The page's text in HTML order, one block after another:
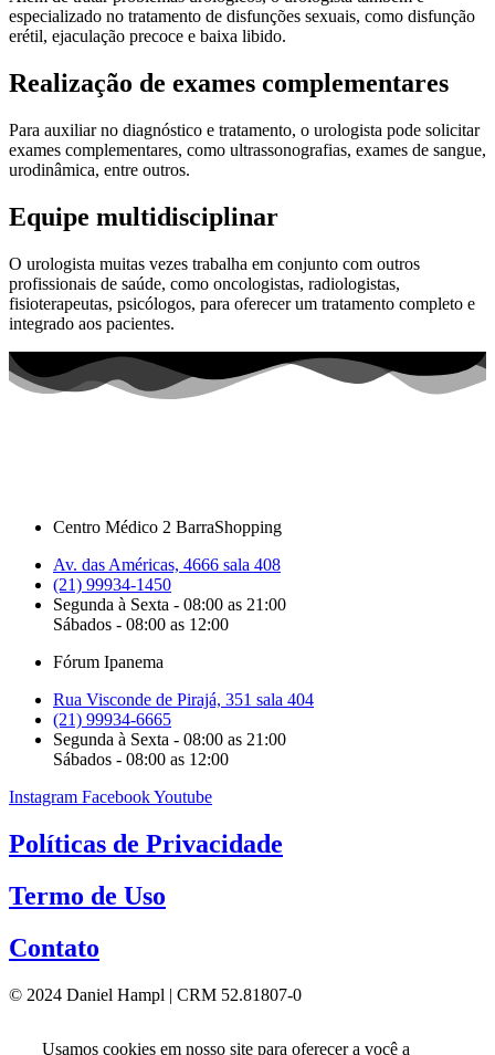
especializado no tratamento de disfunções sexuais, como disfunção
erétil, ejaculação precoce e baixa libido.
Realização de exames complementares
Para auxiliar no diagnóstico e tratamento, o urologista pode solicitar
exames complementares, como ultrassonografias, exames de sangue,
urodinâmica, entre outros.
Equipe multidisciplinar
O urologista muitas vezes trabalha em conjunto com outros
profissionais de saúde, como oncologistas, radiologistas,
fisioterapeutas, psicólogos, para oferecer um tratamento completo e
integrado aos pacientes.
Centro Médico 2 BarraShopping
Av. das Américas, 4666 sala 408
(21) 99934-1450
Segunda à Sexta - 08:00 as 21:00
Sábados - 08:00 as 12:00
Fórum Ipanema
Rua Visconde de Pirajá, 351 sala 404
(21) 99934-6665
Segunda à Sexta - 08:00 as 21:00
Sábados - 08:00 as 12:00
Instagram FacebookYoutube
Políticas de Privacidade
Termo de Uso
Contato
© 2024 Daniel Hampl | CRM 52.81807-0
Usamos cookies em nosso site para oferecer a você a